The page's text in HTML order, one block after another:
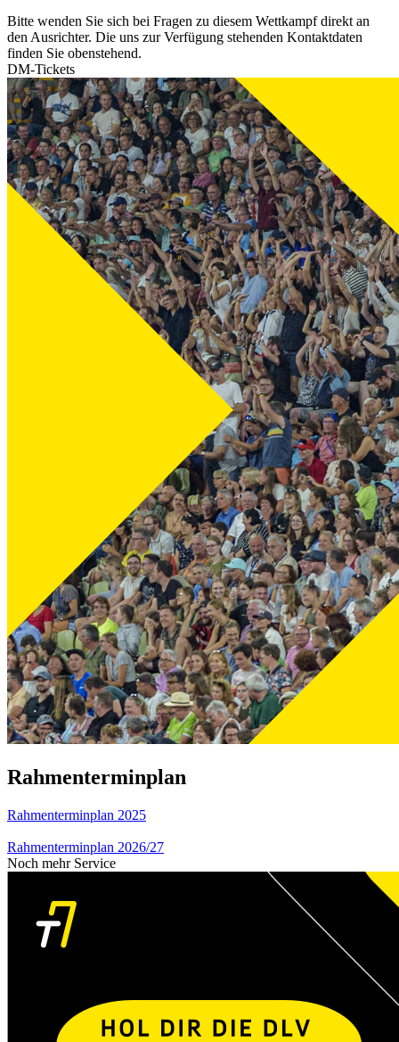
Bitte wenden Sie sich bei Fragen zu diesem Wettkampf direkt an
den Ausrichter. Die uns zur Verfügung stehenden Kontaktdaten
finden Sie obenstehend.
DM-Tickets
Rahmenterminplan
Rahmenterminplan 2025
Rahmenterminplan 2026/27
Noch mehr Service